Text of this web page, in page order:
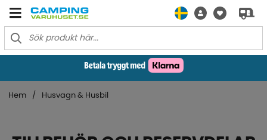
Hem Husvagn & Husbil